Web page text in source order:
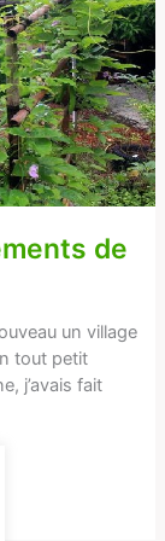
de
un village
tout petit
j’avais fait